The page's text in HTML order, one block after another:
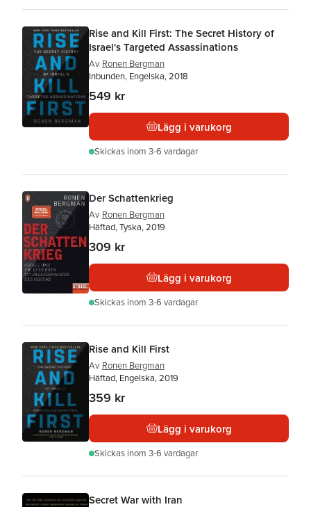
Rise and Kill First: The Secret History of
Israel's Targeted Assassinations
Av Ronen Bergman
Inbunden, Engelska, 2018
549 kr
Lägg i varukorg
Skickas inom 3-6 vardagar
Der Schattenkrieg
Av Ronen Bergman
Häftad, Tyska, 2019
309 kr
Lägg i varukorg
Skickas inom 3-6 vardagar
Rise and Kill First
Av Ronen Bergman
Häftad, Engelska, 2019
359 kr
Lägg i varukorg
Skickas inom 3-6 vardagar
Secret War with Iran